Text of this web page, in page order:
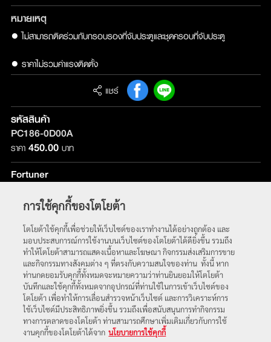
หมายเหตุ
● ไม่สามารถติดร่วมกับกรอบรองที่จับประตูและชุดครอบที่จับประตู
● ราคาไม่รวมค่าแรงติดตั้ง
แชร์
รหัสสินค้า
PC186-0D00A
ราคา 450.00บาท
Fortuner
หน้าหลัก
พบกับเราได้ที่
การใช้คุกกี้ของโตโยต้า
โตโยต้าใช้คุกกี้เพื่อช่วยให้เว็บไซต์ของเราทำงานได้อย่างถูกต้อง และ
มอบประสบการณ์การใช้งานบนเว็บไซต์ของโตโยต้าได้ดียิ่งขึ้น รวมถึง
ทำให้โตโยต้าสามารถแสดงเนื้อหาและโฆษณา กิจกรรมส่งเสริมการขาย
และกิจกรรมทางสังคมต่าง ๆ ที่ตรงกับความสนใจของท่าน ทั้งนี้ หาก
ท่านกดยอมรับคุกกี้ทั้งหมดจะหมายความว่าท่านยินยอมให้โตโยต้า
บันทึกและใช้คุกกี้ทั้งหมดจากอุปกรณ์ที่ท่านใช้ในการเข้าเว็บไซต์ของ
โตโยต้า เพื่อทำให้การเลื่อนสำรวจหน้าเว็บไซต์ และการวิเคราะห์การ
ใช้เว็บไซต์มีประสิทธิภาพยิ่งขึ้น รวมถึงเพื่อสนับสนุนการทำกิจกรรม
ทางการตลาดของโตโยต้า ท่านสามารถศึกษาเพิ่มเติมเกี่ยวกับการใช้
งานคุกกี้ของโตโยต้าได้จาก นโยบายการใช้คุกกี้